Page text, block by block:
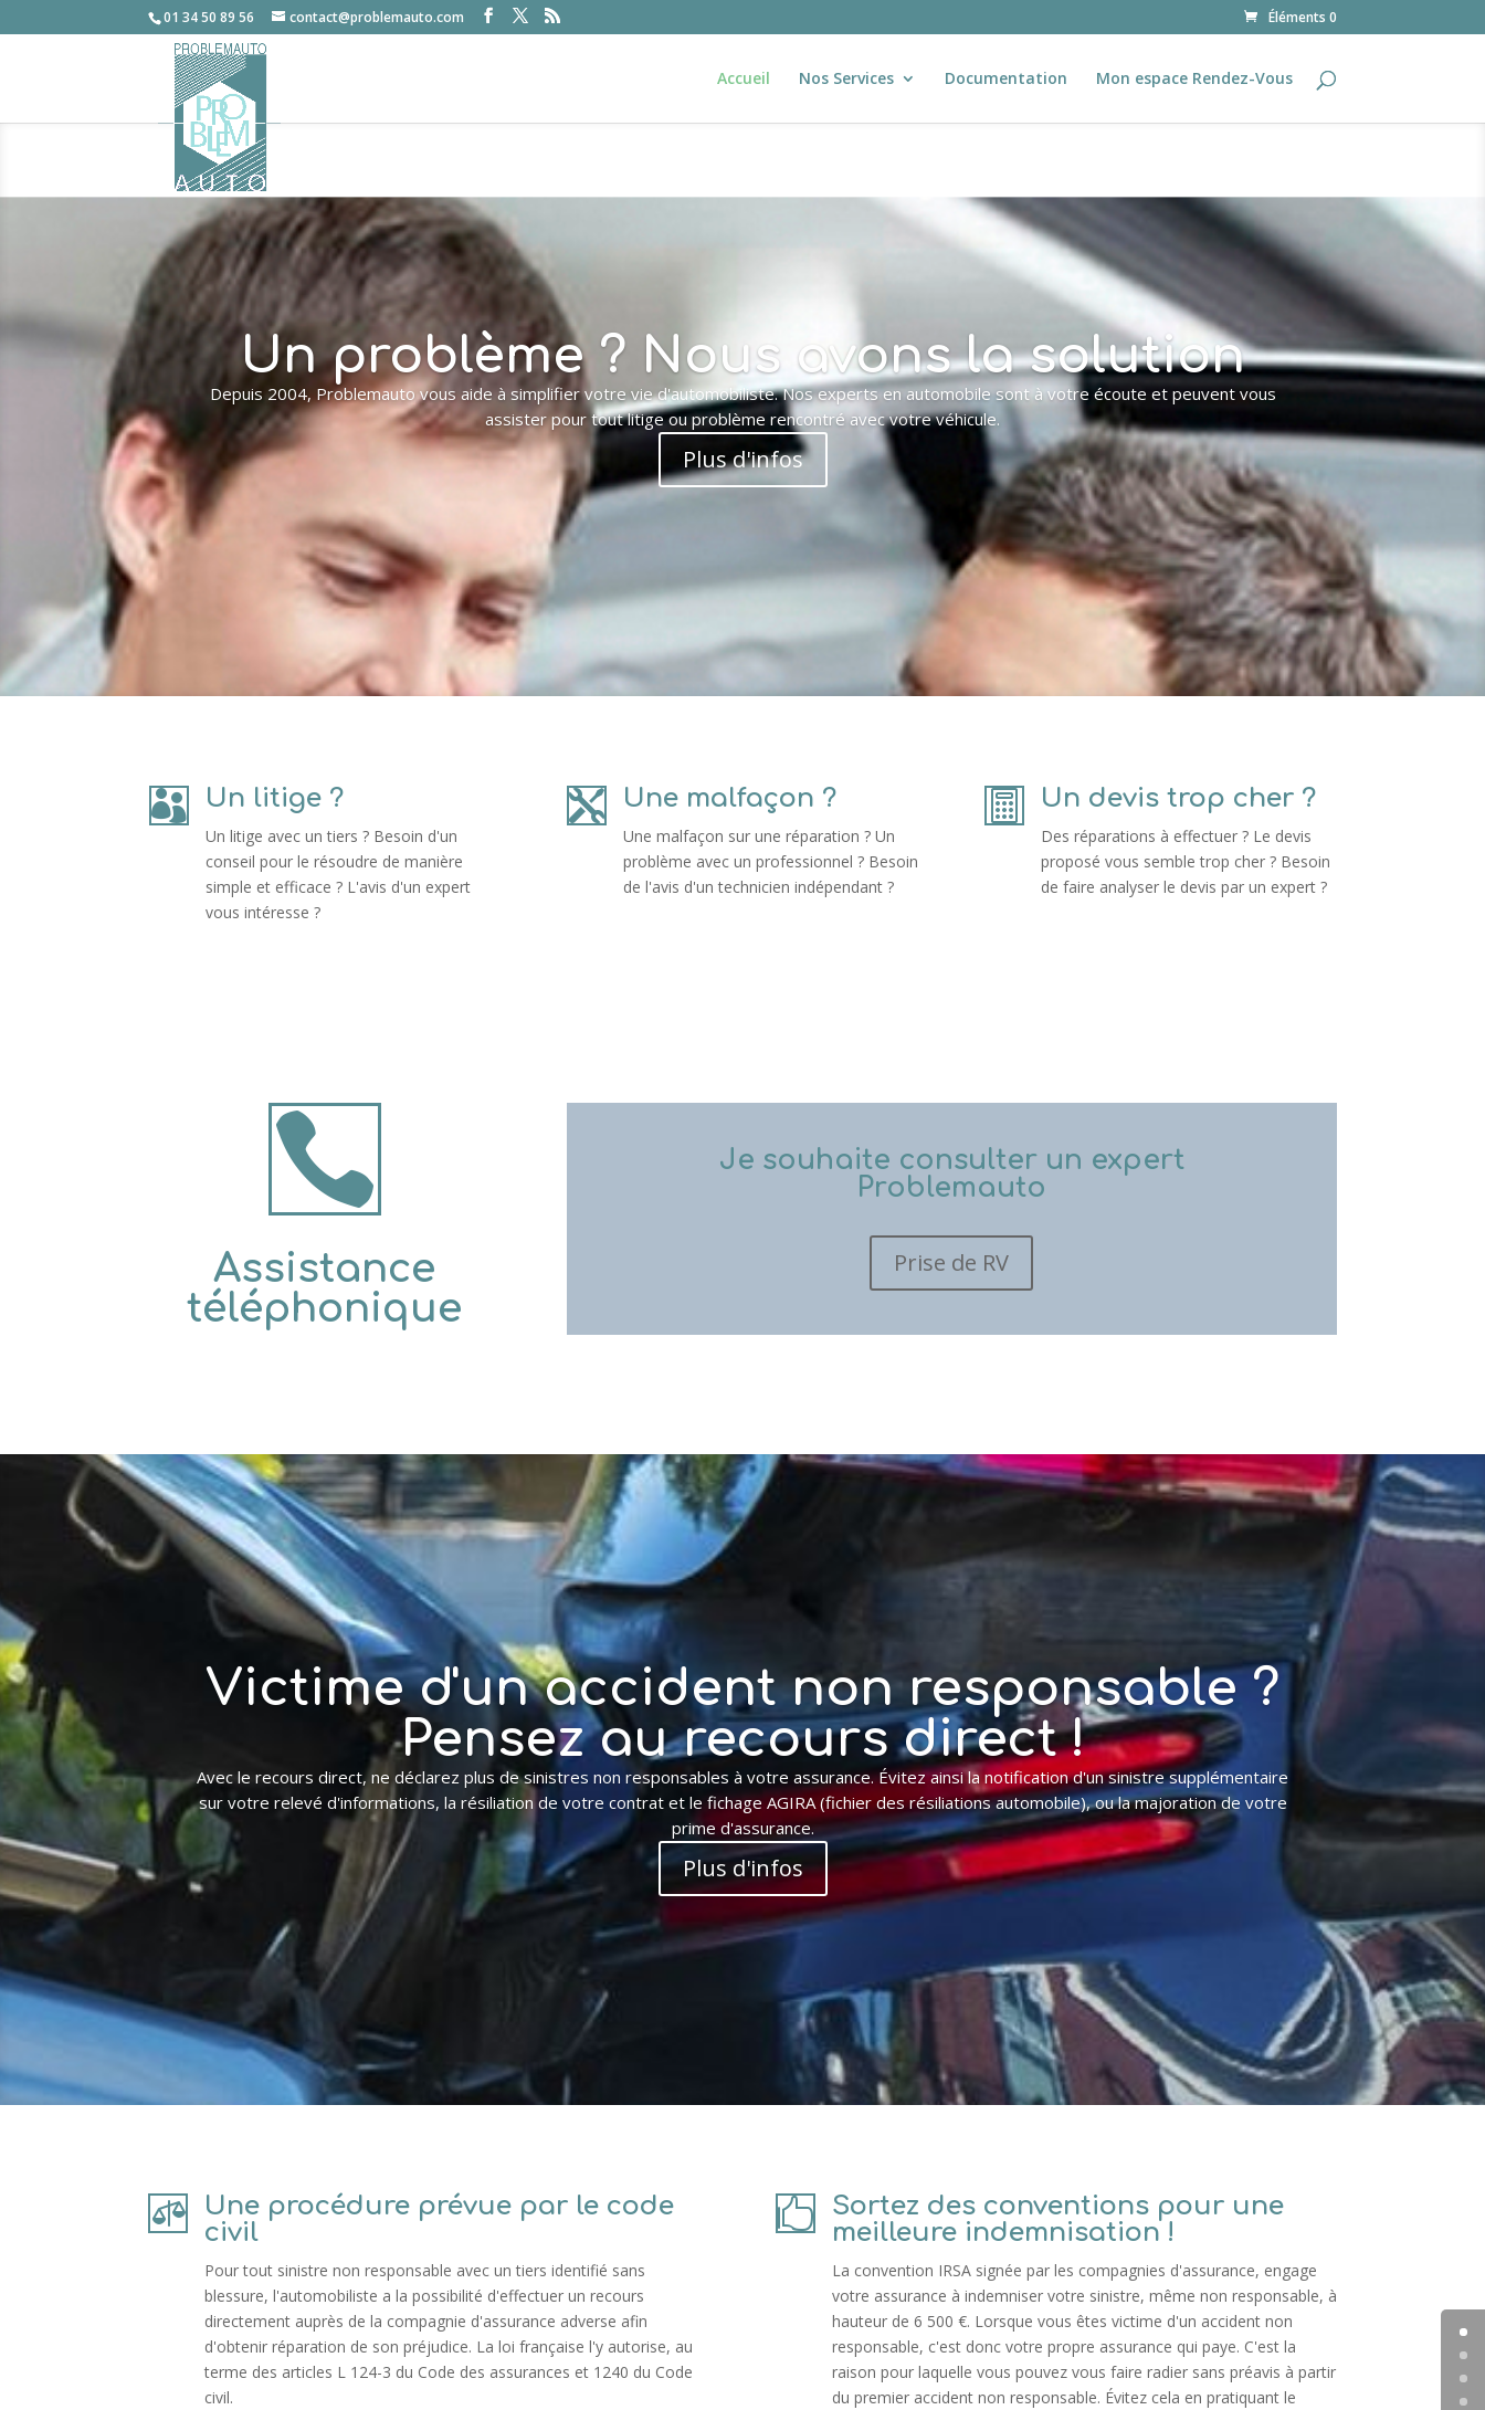
01 34 50 89 56 contact@problemauto.com Éléments 0
Accueil Nos Services Documentation Mon espace Rendez-Vous
Un problème ? Nous avons la solution
Depuis 2004, Problemauto vous aide à simplifier votre vie d'automobiliste. Nos experts en automobile sont à votre écoute et peuvent vous
assister pour tout litige ou problème rencontré avec votre véhicule.
Plus d'infos
 Un litige ?
Un litige avec un tiers ? Besoin d'un
conseil pour le résoudre de manière
simple et efficace ? L'avis d'un expert
vous intéresse ?
 Une malfaçon ?
Une malfaçon sur une réparation ? Un
problème avec un professionnel ? Besoin
de l'avis d'un technicien indépendant ?
 Un devis trop cher ?
Des réparations à effectuer ? Le devis
proposé vous semble trop cher ? Besoin
de faire analyser le devis par un expert ?

Assistance
téléphonique
Je souhaite consulter un expert
Problemauto
Prise de RV
Victime d'un accident non responsable ?
Pensez au recours direct !
Avec le recours direct, ne déclarez plus de sinistres non responsables à votre assurance. Évitez ainsi la notification d'un sinistre supplémentaire
sur votre relevé d'informations, la résiliation de votre contrat et le fichage AGIRA (fichier des résiliations automobile), ou la majoration de votre
prime d'assurance.
Plus d'infos

Une procédure prévue par le code
civil
Pour tout sinistre non responsable avec un tiers identifié sans
blessure, l'automobiliste a la possibilité d'effectuer un recours
directement auprès de la compagnie d'assurance adverse afin
d'obtenir réparation de son préjudice. La loi française l'y autorise, au
terme des articles L 124-3 du Code des assurances et 1240 du Code
civil.

Sortez des conventions pour une
meilleure indemnisation !
La convention IRSA signée par les compagnies d'assurance, engage
votre assurance à indemniser votre sinistre, même non responsable, à
hauteur de 6 500 €. Lorsque vous êtes victime d'un accident non
responsable, c'est donc votre propre assurance qui paye. C'est la
raison pour laquelle vous pouvez vous faire radier sans préavis à partir
du premier accident non responsable. Évitez cela en pratiquant le